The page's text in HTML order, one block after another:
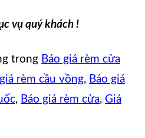
vụ quý khách !
trong Báo giá rèm cửa
rèm cầu vồng, Báo giá
, Báo giá rèm cửa, Giá